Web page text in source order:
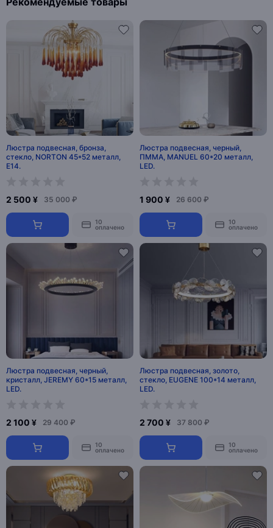
Люстра подвесная, бронза,
стекло, NORTON 45*52 металл,
E14.
2 500 ¥ 35 000 ₽
10
оплачено
Люстра подвесная, черный,
ПММА, MANUEL 60*20 металл,
LED.
1 900 ¥ 26 600 ₽
10
оплачено
Люстра подвесная, черный,
кристалл, JEREMY 60*15 металл,
LED.
2 100 ¥ 29 400 ₽
10
оплачено
Люстра подвесная, золото,
стекло, EUGENE 100*14 металл,
LED.
2 700 ¥ 37 800 ₽
10
оплачено